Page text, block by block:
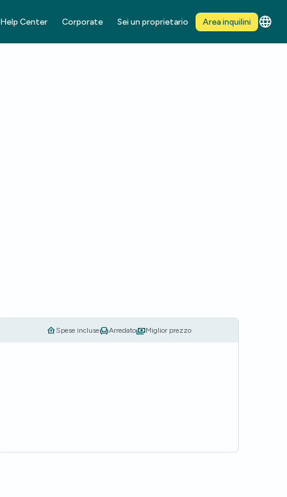
Help Center Corporate Sei un proprietario Area inquilini
Spese incluse Arredato Miglior prezzo